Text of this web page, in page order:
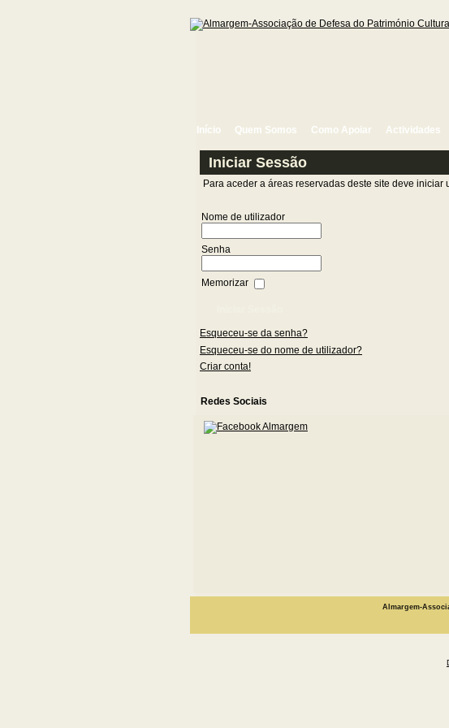
Início Quem Somos Como Apoiar Actividades
Iniciar Sessão
Para aceder a áreas reservadas deste site deve iniciar
Nome de utilizador
Senha
Memorizar
Esqueceu-se da senha?
Esqueceu-se do nome de utilizador?
Criar conta!
Redes Sociais
Almargem-